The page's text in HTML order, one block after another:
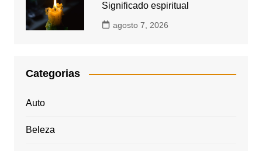
Significado espiritual
agosto 7, 2026
Categorias
Auto
Beleza